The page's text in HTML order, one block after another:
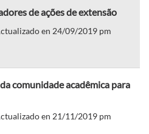
de ações de extensão
en 24/09/2019 pm
comunidade acadêmica para
en 21/11/2019 pm